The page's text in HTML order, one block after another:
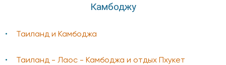
Камбоджу
Таиланд и Камбоджа
Таиланд - Лаос - Камбоджа и отдых Пхукет